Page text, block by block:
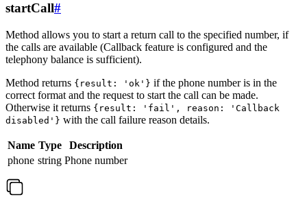
startCall#
Method allows you to start a return call to the specified number, if
the calls are available (Callback feature is configured and the
telephony balance is sufficient).
Method returns {result: 'ok'} if the phone number is in the
correct format and the request to start the call can be made.
Otherwise it returns {result: 'fail', reason: 'Callback
disabled'} with the call failure reason details.
Name Type
Description
phone string Phone number